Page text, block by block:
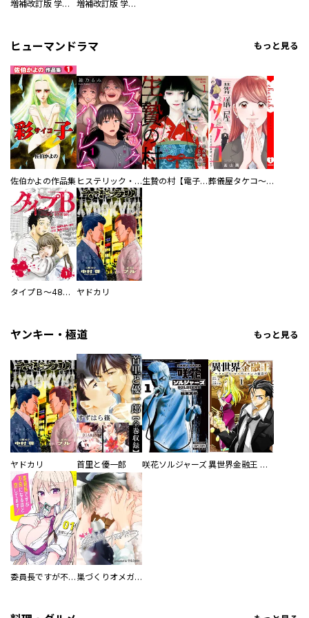
増補改訂版 学研まんが NEW世界の歴史 別巻 人物学習事典 増補改訂版 学研まんが NEW世界の歴史 別巻 世界遺産学習事典
ヒューマンドラマ もっと見る
佐伯かよの作品集 ヒステリック・ハーレム～搾られる男と堕ちる女～【電子単行本版】 生贄の村【電子単行本版】 葬儀屋タケコ～あなたの最期、叶えます【電子単行本版】
タイプＢ～48時間後、致死率100％～【単話】 ヤドカリ
ヤンキー・極道 もっと見る
ヤドカリ 首里と優一郎 咲花ソルジャーズ 異世界金融王 ～クローネ・ゴルディオンの覇道～
委員長ですが不良になるほど恋してます！ 巣づくりオメガバース